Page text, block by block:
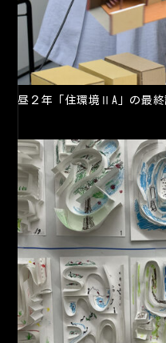
昼２年「住環境ⅡA」の最